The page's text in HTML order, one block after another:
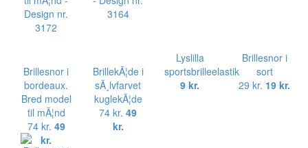
Brillesnor i
bordeaux.
Bred model
til mÃ¦nd
74 kr. 49
kr.
BrillekÃ¦de i
sÃ¸lvfarvet
kuglekÃ¦de
74 kr. 49
kr.
Lyslilla
sportsbrilleelastik
9 kr.
Brillesnor i
sort
29 kr. 19 kr.